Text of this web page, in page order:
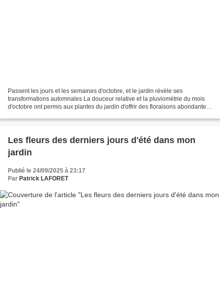
Passent les jours et les semaines d'octobre, et le jardin révèle ses
transformations automnales La douceur relative et la pluviométrie du mois
d'octobre ont permis aux plantes du jardin d'offrir des floraisons abondantes
Les fleurs des derniers jours d'été dans mon
jardin
Publié le 24/09/2025 à 23:17
Par Patrick LAFORET